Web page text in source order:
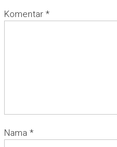
Komentar *
Nama *